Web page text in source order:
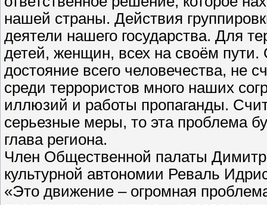
нашей страны. Действия
деятели нашего государства. Для
детей, женщин, всех на своём
достояние всего человечества,
среди террористов много наших
иллюзий и работы пропаганды.
серьезные меры, то эта проблема
глава региона.
Член Общественной палаты
культурной автономии Реваль
«Это движение – огромная